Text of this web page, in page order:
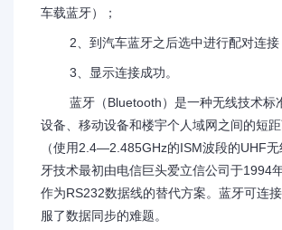
车载蓝牙）；
2、到汽车蓝牙之后选中进行配对连接
3、显示连接成功。
蓝牙（Bluetooth）是一种无线技术标
设备、移动设备和楼宇个人域网之间的短
（使用2.4—2.485GHz的ISM波段的UHF
牙技术最初由电信巨头爱立信公司于1994
作为RS232数据线的替代方案。蓝牙可连
服了数据同步的难题。